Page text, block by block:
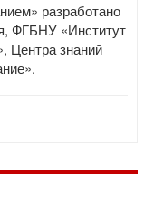
разработано
ФГБНУ «Институт
Центра знаний